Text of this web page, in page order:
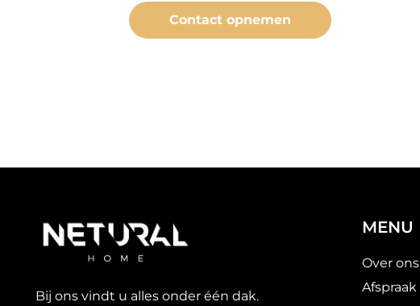
Contact opnemen
Bij ons vindt u alles onder één dak.
MENU
Over ons
Afspraak